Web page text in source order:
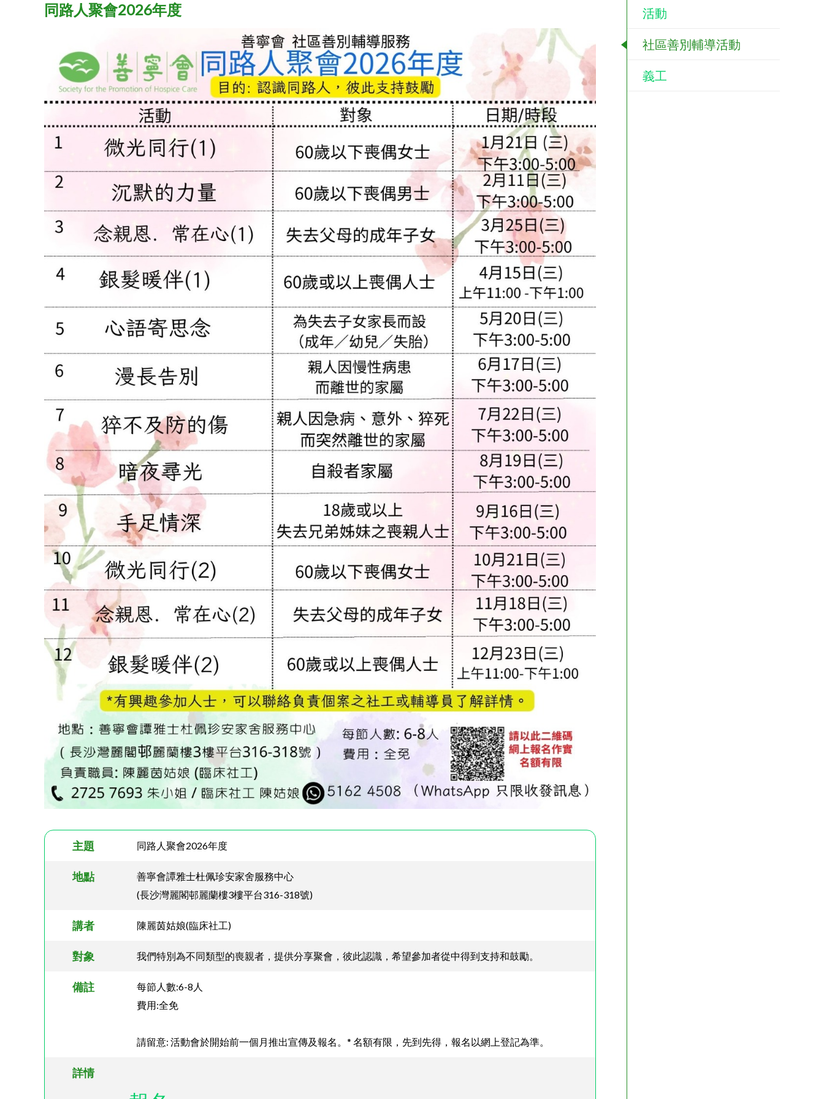
同路人聚會2026年度
主題 同路人聚會2026年度
地點
善寧會譚雅士杜佩珍安家舍服務中心
(長沙灣麗閣邨麗蘭樓3樓平台316-318號)
講者 陳麗茵姑娘(臨床社工)
對象 我們特別為不同類型的喪親者，提供分享聚會，彼此認識，希望參加者從中得到支持和鼓勵。
備註
每節人數:6-8人
費用:全免
請留意: 活動會於開始前一個月推出宣傳及報名。* 名額有限，先到先得，報名以網上登記為準。
詳情
活動
社區善別輔導活動
義工